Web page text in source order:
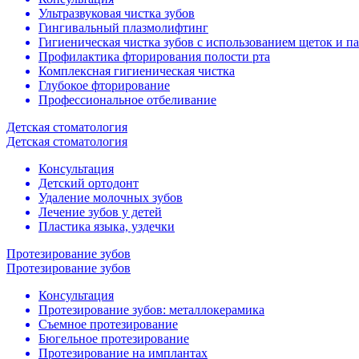
Ультразвуковая чистка зубов
Гингивальный плазмолифтинг
Гигиеническая чистка зубов с использованием щеток и
Профилактика фторирования полости рта
Комплексная гигиеническая чистка
Глубокое фторирование
Профессиональное отбеливание
Детская стоматология
Детская стоматология
Консультация
Детский ортодонт
Удаление молочных зубов
Лечение зубов у детей
Пластика языка, уздечки
Протезирование зубов
Протезирование зубов
Консультация
Протезирование зубов: металлокерамика
Cъемное протезирование
Бюгельное протезирование
Протезирование на имплантах